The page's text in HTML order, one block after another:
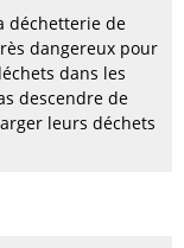
déchetterie de
dangereux pour
dans les
descendre de
leurs déchets